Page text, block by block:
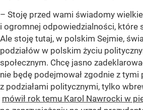
– Stoję przed wami świadomy
i ogromnej odpowiedzialności, które
Ale stoję tutaj, w polskim Sejmie,
podziałów w polskim życiu
społecznym. Chcę jasno
nie będę podejmował zgodnie z tymi
z podziałami politycznymi, tylko
mówił rok temu Karol Nawrocki w